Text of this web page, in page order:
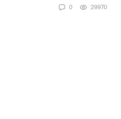
0 29970